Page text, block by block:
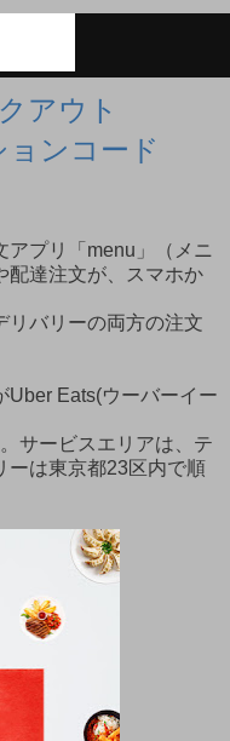
アウト
ョンコード
アプリ「menu」（メニ
配達注文が、スマホか
リバリーの両方の注文
Uber Eats(ウーバーイー
サービスエリアは、テ
ーは東京都23区内で順